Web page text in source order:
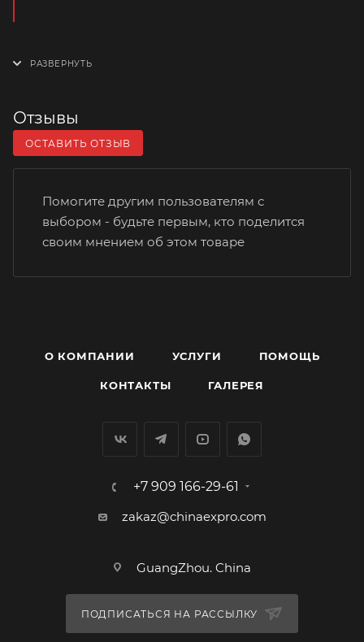
Отзывы
ОСТАВИТЬ ОТЗЫВ
Помогите другим пользователям с
выбором - будьте первым, кто поделится
своим мнением об этом товаре
О КОМПАНИИ УСЛУГИ ПОМОЩЬ
КОНТАКТЫ ГАЛЕРЕЯ
+7 909 166-29-61
zakaz@chinaexpro.com
GuangZhou. China
ПОДПИСАТЬСЯ НА РАССЫЛКУ